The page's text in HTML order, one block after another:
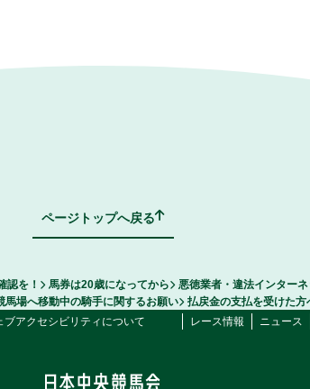
ページトップへ戻る
認を！ 馬券は20歳になってから
悪徳業者・違法インター
馬場へ移動中の騎手に関するお願い
払戻金の支払を受けた方
ブアクセシビリティについて レース情報 ニュース